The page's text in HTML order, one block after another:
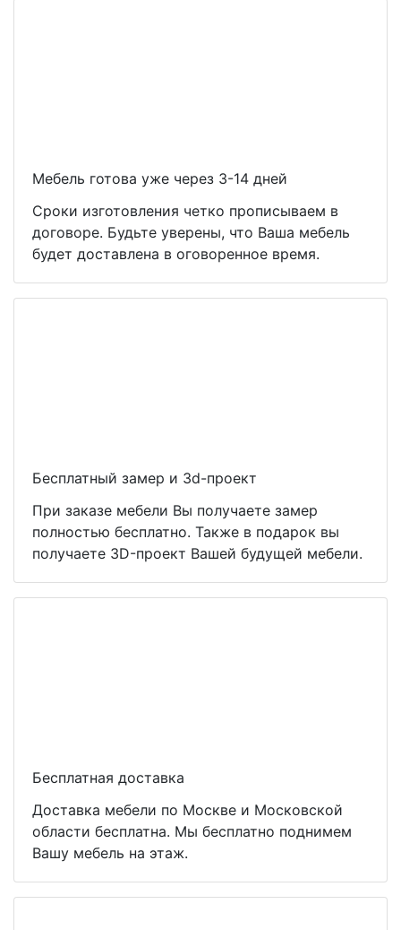
Мебель готова уже через 3-14 дней
Сроки изготовления четко прописываем в
договоре. Будьте уверены, что Ваша мебель
будет доставлена в оговоренное время.
Бесплатный замер и 3d-проект
При заказе мебели Вы получаете замер
полностью бесплатно. Также в подарок вы
получаете 3D-проект Вашей будущей мебели.
Бесплатная доставка
Доставка мебели по Москве и Московской
области бесплатна. Мы бесплатно поднимем
Вашу мебель на этаж.